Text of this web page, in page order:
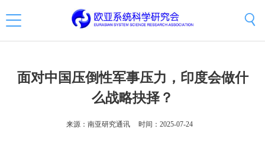
面对中国压倒性军事压力，印度会做什
么战略抉择？
来源：南亚研究通讯 时间：2025-07-24